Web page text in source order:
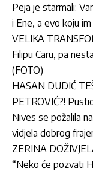
Peja je starmali:
i Ene, a evo koju
VELIKA
Filipu Caru, pa
(FOTO)
HASAN DUDIĆ
PETROVIĆ?!
Nives se požalila
vidjela dobrog
ZERINA
“Neko će pozvati